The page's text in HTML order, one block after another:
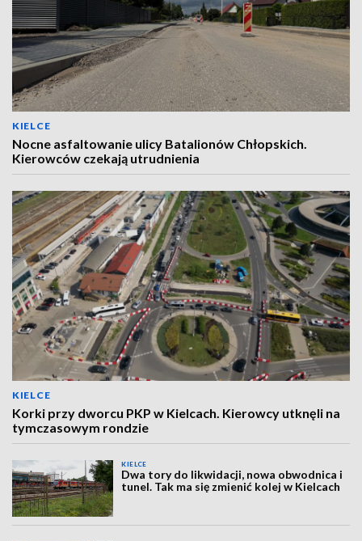
KIELCE
Nocne asfaltowanie ulicy Batalionów Chłopskich.
Kierowców czekają utrudnienia
KIELCE
Korki przy dworcu PKP w Kielcach. Kierowcy utknęli na
tymczasowym rondzie
KIELCE
Dwa tory do likwidacji, nowa obwodnica i
tunel. Tak ma się zmienić kolej w Kielcach